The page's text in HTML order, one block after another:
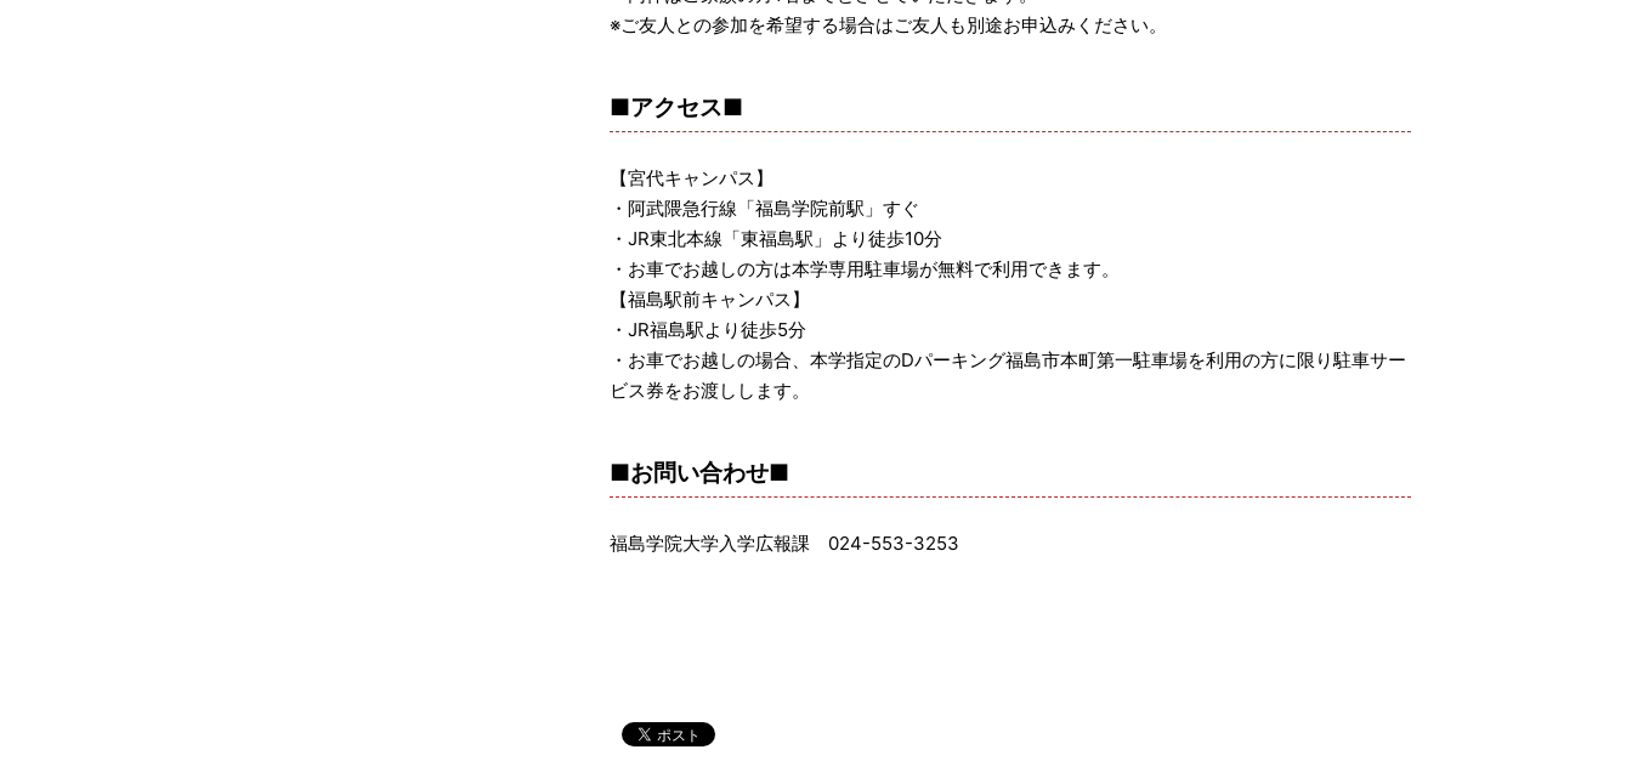
※ご友人との参加を希望する場合はご友人も別途お申込みください。
■アクセス■
【宮代キャンパス】
・阿武隈急行線「福島学院前駅」すぐ
・JR東北本線「東福島駅」より徒歩10分
・お車でお越しの方は本学専用駐車場が無料で利用できます。
【福島駅前キャンパス】
・JR福島駅より徒歩5分
・お車でお越しの場合、本学指定のDパーキング福島市本町第一駐車場を利用の方に限り駐車サー
ビス券をお渡しします。
■お問い合わせ■
福島学院大学入学広報課 024-553-3253